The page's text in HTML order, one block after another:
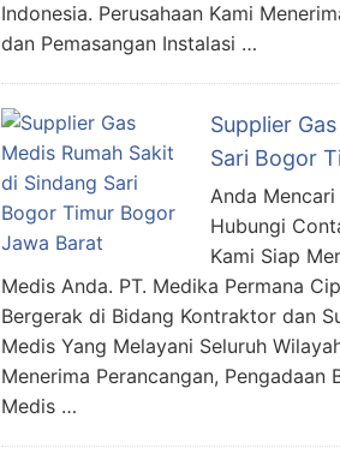
Indonesia. Perusahaan Kami
dan Pemasangan Instalasi …
Supplier
Sari Bogor
Anda
Hubungi
Kami Siap
Medis Anda. PT. Medika Permana
Bergerak di Bidang Kontraktor dan
Medis Yang Melayani Seluruh
Menerima Perancangan, Pengadaan
Medis …